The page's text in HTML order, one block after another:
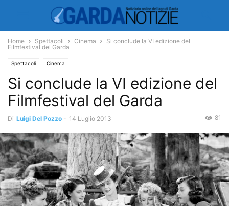
Home Spettacoli Cinema
Si conclude la VI edizione del
Filmfestival del Garda
Spettacoli Cinema
Si conclude la VI edizione del
Filmfestival del Garda
Di Luigi Del Pozzo - 14 Luglio 2013 81